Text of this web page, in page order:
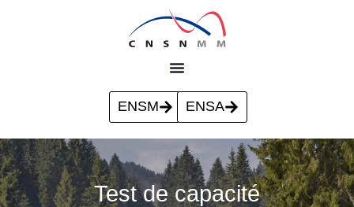
ENSM ENSA
Test de capacité